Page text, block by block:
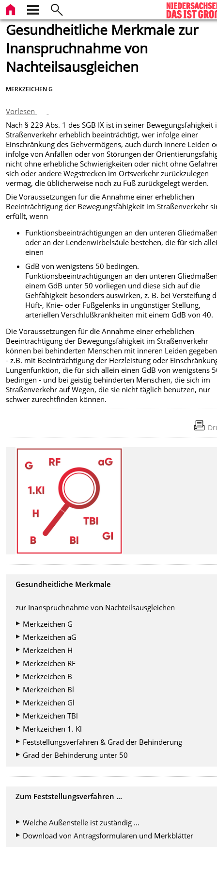
Gesundheitliche Merkmale zur
Inanspruchnahme von
Nachteilsausgleichen
MERKZEICHEN G
Vorlesen
Nach § 229 Abs. 1 des SGB IX ist in seiner Bewegungsfähigkeit
Straßenverkehr erheblich beeinträchtigt, wer infolge einer
Einschränkung des Gehvermögens, auch durch innere Leiden
infolge von Anfällen oder von Störungen der
nicht ohne erhebliche Schwierigkeiten oder nicht ohne
sich oder andere Wegstrecken im Ortsverkehr zurückzulegen
vermag, die üblicherweise noch zu Fuß zurückgelegt werden.
Die Voraussetzungen für die Annahme einer erheblichen
Beeinträchtigung der Bewegungsfähigkeit im Straßenverkehr
erfüllt, wenn
Funktionsbeeinträchtigungen an den unteren
oder an der Lendenwirbelsäule bestehen, die für sich
einen
GdB von wenigstens 50 bedingen.
Funktionsbeeinträchtigungen an den unteren
einem GdB unter 50 vorliegen und diese sich auf die
Gehfähigkeit besonders auswirken, z. B. bei Versteifung
Hüft-, Knie- oder Fußgelenks in ungünstiger Stellung,
arteriellen Verschlußkrankheiten mit einem GdB von 40.
Die Voraussetzungen für die Annahme einer erheblichen
Beeinträchtigung der Bewegungsfähigkeit im Straßenverkehr
können bei behinderten Menschen mit inneren Leiden
- z.B. mit Beeinträchtigung der Herzleistung oder
Lungenfunktion, die für sich allein einen GdB von wenigstens
bedingen - und bei geistig behinderten Menschen, die sich im
Straßenverkehr auf Wegen, die sie nicht täglich benutzen, nur
schwer zurechtfinden können.
Gesundheitliche Merkmale
zur Inanspruchnahme von Nachteilsausgleichen
Merkzeichen G
Merkzeichen aG
Merkzeichen H
Merkzeichen RF
Merkzeichen B
Merkzeichen Bl
Merkzeichen Gl
Merkzeichen TBl
Merkzeichen 1. Kl
Feststellungsverfahren & Grad der Behinderung
Grad der Behinderung unter 50
Zum Feststellungsverfahren ...
Welche Außenstelle ist zuständig ...
Download von Antragsformularen und Merkblätter